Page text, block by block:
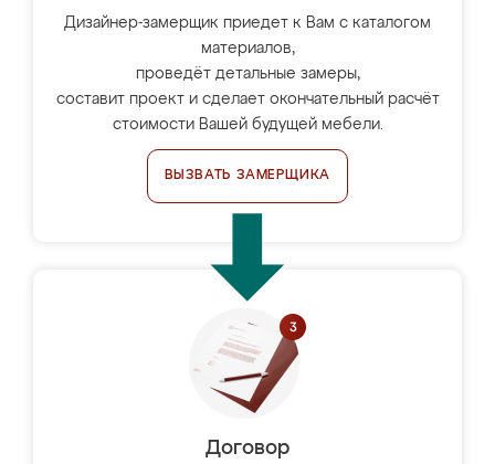
Дизайнер-замерщик приедет к Вам с каталогом
материалов,
проведёт детальные замеры,
составит проект и сделает окончательный расчёт
стоимости Вашей будущей мебели.
ВЫЗВАТЬ ЗАМЕРЩИКА
Договор